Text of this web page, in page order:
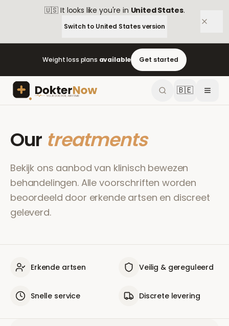
🇺🇸 It looks like you're in United States.
Switch to United Statesversion
Weight loss plans available Get started
🇧🇪
Our treatments
Bekijk ons aanbod van klinisch bewezen
behandelingen. Alle voorschriften worden
beoordeeld door erkende artsen en discreet
geleverd.
Erkende artsen Veilig & gereguleerd
Snelle service Discrete levering